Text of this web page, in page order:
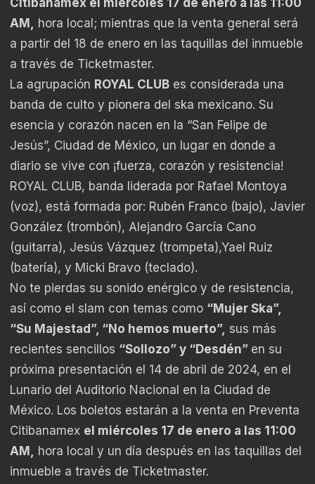
Citibanamex el miércoles 17 de enero a las 11:00
AM, hora local; mientras que la venta general será
a partir del 18 de enero en las taquillas del inmueble
a través de Ticketmaster.
La agrupación ROYAL CLUB es considerada una
banda de culto y pionera del ska mexicano. Su
esencia y corazón nacen en la “San Felipe de
Jesús”, Ciudad de México, un lugar en donde a
diario se vive con ¡fuerza, corazón y resistencia!
ROYAL CLUB, banda liderada por Rafael Montoya
(voz), está formada por: Rubén Franco (bajo), Javier
González (trombón), Alejandro García Cano
(guitarra), Jesús Vázquez (trompeta),Yael Ruiz
(batería), y Micki Bravo (teclado).
No te pierdas su sonido enérgico y de resistencia,
así como el slam con temas como “Mujer Ska”,
“Su Majestad”, “No hemos muerto”, sus más
recientes sencillos “Sollozo” y “Desdén” en su
próxima presentación el 14 de abril de 2024, en el
Lunario del Auditorio Nacional en la Ciudad de
México. Los boletos estarán a la venta en Preventa
Citibanamex el miércoles 17 de enero a las 11:00
AM, hora local y un día después en las taquillas del
inmueble a través de Ticketmaster.